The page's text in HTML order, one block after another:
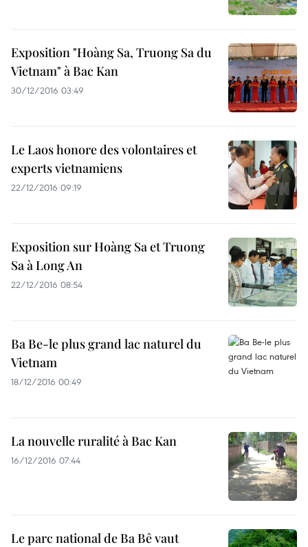
Exposition "Hoàng Sa, Truong Sa du
Vietnam" à Bac Kan
30/12/2016 03:49
Le Laos honore des volontaires et
experts vietnamiens
22/12/2016 09:19
Exposition sur Hoàng Sa et Truong
Sa à Long An
22/12/2016 08:54
Ba Be-le plus grand lac naturel du
Vietnam
18/12/2016 00:49
La nouvelle ruralité à Bac Kan
16/12/2016 07:44
Le parc national de Ba Bê vaut